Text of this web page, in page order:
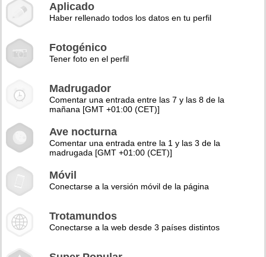
Aplicado
Haber rellenado todos los datos en tu perfil
Fotogénico
Tener foto en el perfil
Madrugador
Comentar una entrada entre las 7 y las 8 de la
mañana [GMT +01:00 (CET)]
Ave nocturna
Comentar una entrada entre la 1 y las 3 de la
madrugada [GMT +01:00 (CET)]
Móvil
Conectarse a la versión móvil de la página
Trotamundos
Conectarse a la web desde 3 países distintos